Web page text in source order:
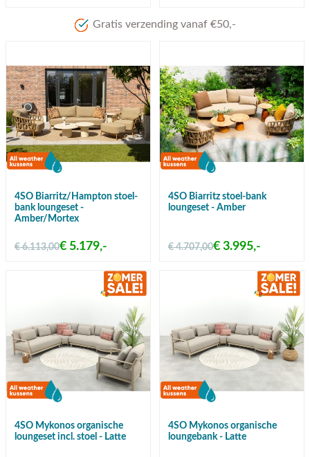
Meer dan 80 jaar ervaring
4SO Biarritz/Hampton stoel-
bank loungeset -
Amber/Mortex
€ 6.113,00€ 5.179,-
4SO Biarritz stoel-bank
loungeset - Amber
€ 4.707,00€ 3.995,-
4SO Mykonos organische
loungeset incl. stoel - Latte
4SO Mykonos organische
loungebank - Latte